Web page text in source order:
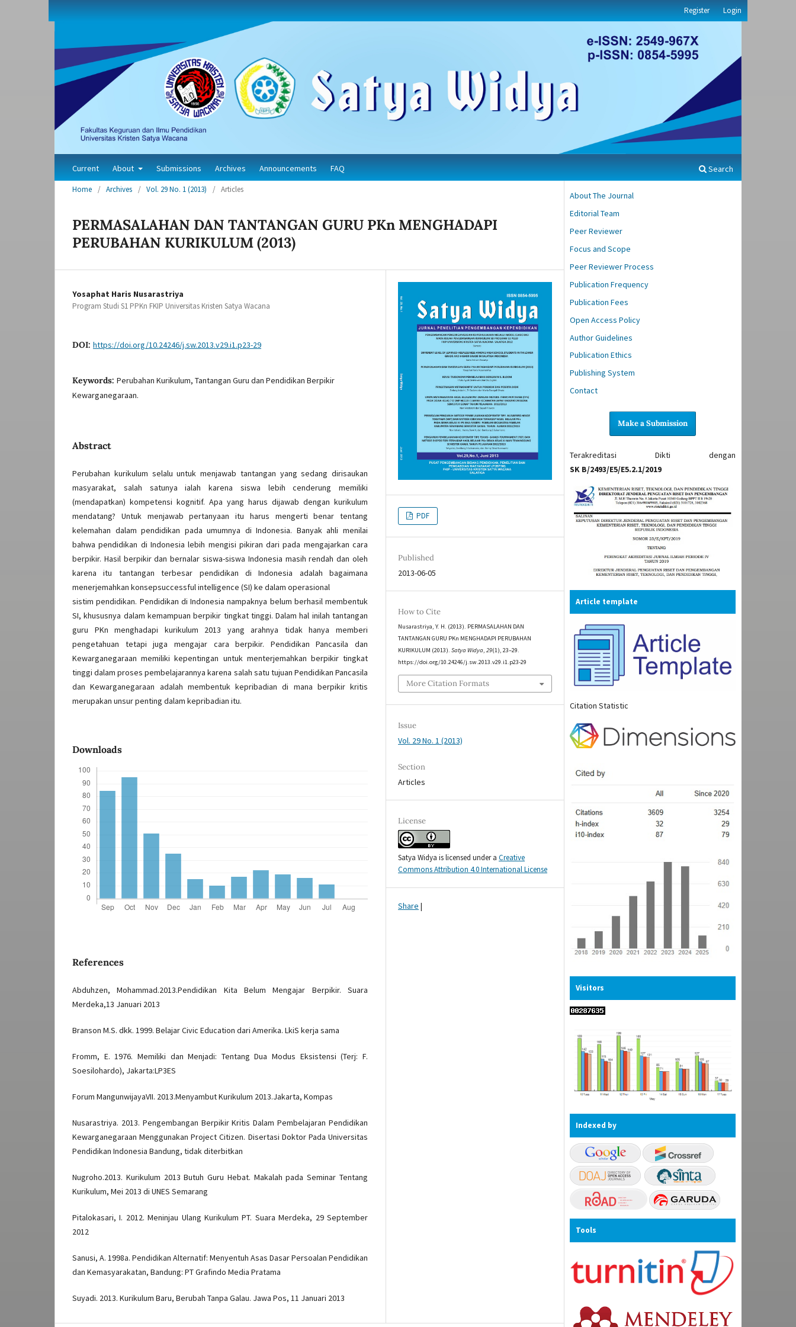
Current About Submissions Archives Announcements FAQ Search
Register Login
Home / Archives / Vol. 29 No. 1 (2013) / Articles
PERMASALAHAN DAN TANTANGAN GURU PKn MENGHADAPI
PERUBAHAN KURIKULUM (2013)
Yosaphat Haris Nusarastriya
Program Studi S1 PPKn FKIP Universitas Kristen Satya Wacana
DOI: https://doi.org/10.24246/j.sw.2013.v29.i1.p23-29
Keywords: Perubahan Kurikulum, Tantangan Guru dan Pendidikan Berpikir
Kewarganegaraan.
Abstract
Perubahan kurikulum selalu untuk menjawab tantangan yang sedang dirisaukan
masyarakat, salah satunya ialah karena siswa lebih cenderung memiliki
(mendapatkan) kompetensi kognitif. Apa yang harus dijawab dengan kurikulum
mendatang? Untuk menjawab pertanyaan itu harus mengerti benar tentang
kelemahan dalam pendidikan pada umumnya di Indonesia. Banyak ahli menilai
bahwa pendidikan di Indonesia lebih mengisi pikiran dari pada mengajarkan cara
berpikir. Hasil berpikir dan bernalar siswa-siswa Indonesia masih rendah dan oleh
karena itu tantangan terbesar pendidikan di Indonesia adalah bagaimana
menerjemahkan konsepsuccessful intelligence (SI) ke dalam operasional
sistim pendidikan. Pendidikan di Indonesia nampaknya belum berhasil membentuk
SI, khususnya dalam kemampuan berpikir tingkat tinggi. Dalam hal inilah tantangan
guru PKn menghadapi kurikulum 2013 yang arahnya tidak hanya memberi
pengetahuan tetapi juga mengajar cara berpikir. Pendidikan Pancasila dan
Kewarganegaraan memiliki kepentingan untuk menterjemahkan berpikir tingkat
tinggi dalam proses pembelajarannya karena salah satu tujuan Pendidikan Pancasila
dan Kewarganegaraan adalah membentuk kepribadian di mana berpikir kritis
merupakan unsur penting dalam kepribadian itu.
Downloads
References
Abduhzen, Mohammad.2013.Pendidikan Kita Belum Mengajar Berpikir. Suara
Merdeka,13 Januari 2013
Branson M.S. dkk. 1999. Belajar Civic Education dari Amerika. LkiS kerja sama
Fromm, E. 1976. Memiliki dan Menjadi: Tentang Dua Modus Eksistensi (Terj: F.
Soesilohardo), Jakarta:LP3ES
Forum MangunwijayaVII. 2013.Menyambut Kurikulum 2013.Jakarta, Kompas
Nusarastriya. 2013. Pengembangan Berpikir Kritis Dalam Pembelajaran Pendidikan
Kewarganegaraan Menggunakan Project Citizen. Disertasi Doktor Pada Universitas
Pendidikan Indonesia Bandung, tidak diterbitkan
Nugroho.2013. Kurikulum 2013 Butuh Guru Hebat. Makalah pada Seminar Tentang
Kurikulum, Mei 2013 di UNES Semarang
Pitalokasari, I. 2012. Meninjau Ulang Kurikulum PT. Suara Merdeka, 29 September
2012
Sanusi, A. 1998a. Pendidikan Alternatif: Menyentuh Asas Dasar Persoalan Pendidikan
dan Kemasyarakatan, Bandung: PT Grafindo Media Pratama
Suyadi. 2013. Kurikulum Baru, Berubah Tanpa Galau. Jawa Pos, 11 Januari 2013
PDF
Published
2013-06-05
How to Cite
Nusarastriya, Y. H. (2013). PERMASALAHAN DAN
TANTANGAN GURU PKn MENGHADAPI PERUBAHAN
KURIKULUM (2013).Satya Widya,29(1), 23–29.
https://doi.org/10.24246/j.sw.2013.v29.i1.p23-29
More Citation Formats
Issue
Vol. 29 No. 1 (2013)
Section
Articles
License
Satya Widya is licensed under aCreative
Commons Attribution 4.0 International License
Share |
About The Journal
Editorial Team
Peer Reviewer
Focus and Scope
Peer Reviewer Process
Publication Frequency
Publication Fees
Open Access Policy
Author Guidelines
Publication Ethics
Publishing System
Contact
Make a Submission
Terakreditasi Dikti dengan
SK B/2493/E5/E5.2.1/2019
Article template
Citation Statistic
Visitors
Indexed by
Tools